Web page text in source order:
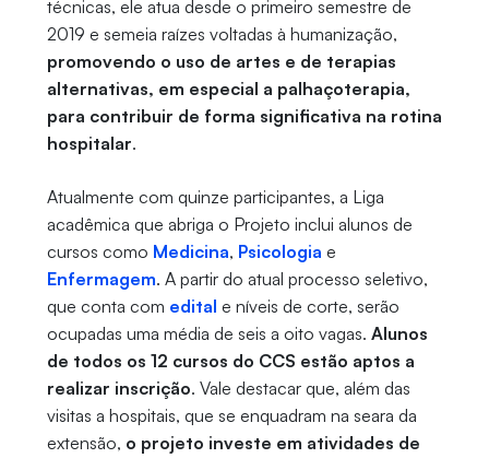
técnicas, ele atua desde o primeiro semestre de
2019 e semeia raízes voltadas à humanização,
promovendo o uso de artes e de terapias
alternativas, em especial a palhaçoterapia,
para contribuir de forma significativa na rotina
hospitalar.
Atualmente com quinze participantes, a Liga
acadêmica que abriga o Projeto inclui alunos de
cursos como Medicina, Psicologia e
Enfermagem. A partir do atual processo seletivo,
que conta com edital e níveis de corte, serão
ocupadas uma média de seis a oito vagas. Alunos
de todos os 12 cursos do CCS estão aptos a
realizar inscrição. Vale destacar que, além das
visitas a hospitais, que se enquadram na seara da
extensão, o projeto investe em atividades de